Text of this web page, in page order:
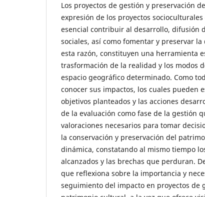
Los proyectos de gestión y preservación
expresión de los proyectos
esencial contribuir al desarrollo, difusión
sociales, así como fomentar y preservar
esta razón, constituyen una herramienta
trasformación de la realidad y los modos
espacio geográfico determinado. Como
conocer sus impactos, los cuales pueden
objetivos planteados y las acciones
de la evaluación como fase de la gestión
valoraciones necesarios para tomar
la conservación y preservación del
dinámica, constatando al mismo tiempo
alcanzados y las brechas que perduran.
que reflexiona sobre la importancia y
seguimiento del impacto en proyectos de